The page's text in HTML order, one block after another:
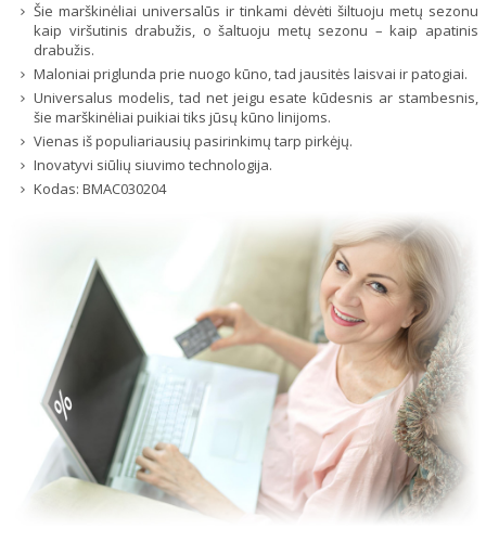
Šie marškinėliai universalūs ir tinkami dėvėti šiltuoju metų sezonu
kaip viršutinis drabužis, o šaltuoju metų sezonu – kaip apatinis
drabužis.
Maloniai priglunda prie nuogo kūno, tad jausitės laisvai ir patogiai.
Universalus modelis, tad net jeigu esate kūdesnis ar stambesnis,
šie marškinėliai puikiai tiks jūsų kūno linijoms.
Vienas iš populiariausių pasirinkimų tarp pirkėjų.
Inovatyvi siūlių siuvimo technologija.
Kodas: BMAC030204